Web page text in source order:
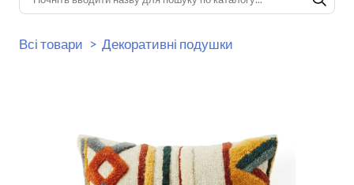
Всі товари Декоративні подушки